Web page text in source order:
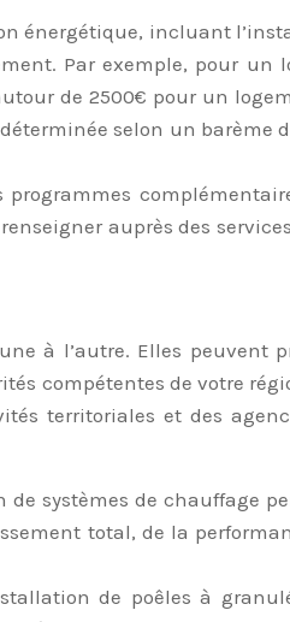
énergétique, incluant
Par exemple, pour un
de 2500€ pour un
selon un barème
programmes
auprès des
à l’autre. Elles peuvent
compétentes de votre
territoriales et des
systèmes de chauffage
total, de la
de poêles à